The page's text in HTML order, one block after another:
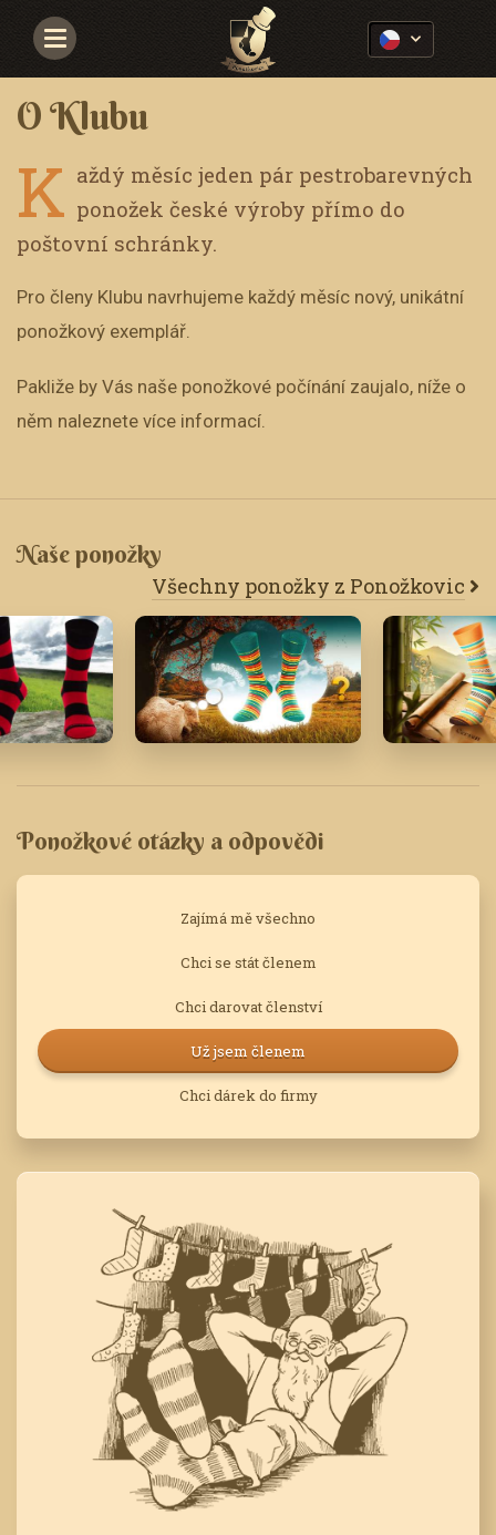
Navigace
O Klubu
K aždý měsíc jeden pár pestrobarevných
ponožek české výroby přímo do
poštovní schránky.
Pro členy Klubu navrhujeme každý měsíc nový, unikátní
ponožkový exemplář.
Pakliže by Vás naše ponožkové počínání zaujalo, níže o
něm naleznete více informací.
Naše ponožky
Všechny ponožky z Ponožkovic
Ponožkové otázky a odpovědi
Zajímá mě všechno
Chci se stát členem
Chci darovat členství
Už jsem členem
Chci dárek do firmy